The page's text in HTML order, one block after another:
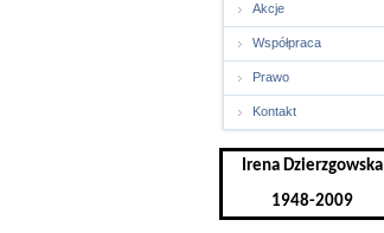
Akcje
Współpraca
Prawo
Kontakt
Irena Dzierzgowska
1948-2009